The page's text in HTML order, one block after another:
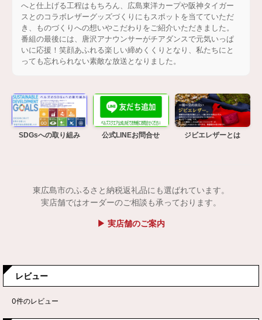
へと仕上げる工程はもちろん、広島東洋カープや阪神タイガー
スとのコラボレザーグッズづくりにもスポットを当てていただ
き、ものづくりへの想いやこだわりをご紹介いただきました。
番組の最後には、唐沢アナウンサーがチアダンスで元気いっぱ
いに応援！笑顔あふれる楽しい締めくくりとなり、私たちにと
っても忘れられない素敵な放送となりました。
SDGsへの取り組み 公式LINEお問合せ ジビエレザーとは
東広島市のふるさと納税返礼品にも選ばれています。
実店舗ではオーダーのご相談も承っております。
▶ 実店舗のご案内
レビュー
0件のレビュー